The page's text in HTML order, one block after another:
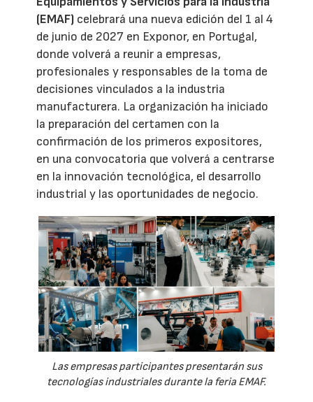
(EMAF) celebrará una nueva edición del 1 al 4
de junio de 2027 en Exponor, en Portugal,
donde volverá a reunir a empresas,
profesionales y responsables de la toma de
decisiones vinculados a la industria
manufacturera. La organización ha iniciado
la preparación del certamen con la
confirmación de los primeros expositores,
en una convocatoria que volverá a centrarse
en la innovación tecnológica, el desarrollo
industrial y las oportunidades de negocio.
Las empresas participantes presentarán sus
tecnologías industriales durante la feria EMAF.